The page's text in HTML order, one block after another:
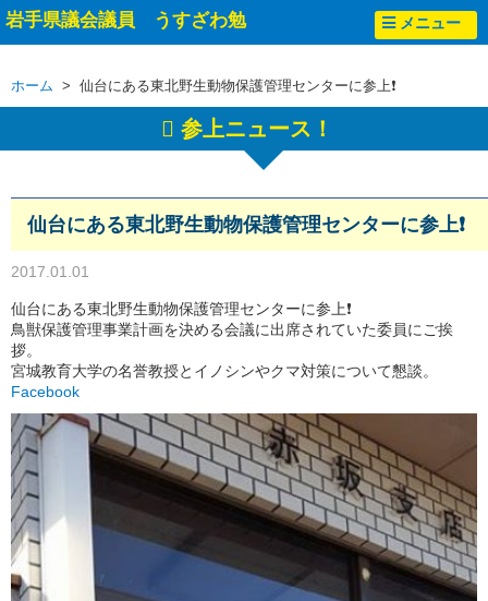
岩手県議会議員 うすざわ勉 メニュー
ホーム > 仙台にある東北野生動物保護管理センターに参上❗
参上ニュース！
仙台にある東北野生動物保護管理センターに参上❗
2017.01.01
仙台にある東北野生動物保護管理センターに参上❗
鳥獣保護管理事業計画を決める会議に出席されていた委員にご挨
拶。
宮城教育大学の名誉教授とイノシンやクマ対策について懇談。
Facebook